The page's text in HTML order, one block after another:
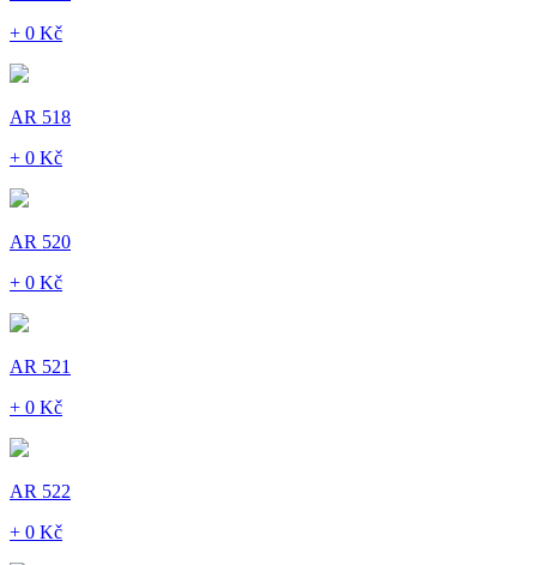
+ 0 Kč
AR 518
+ 0 Kč
AR 520
+ 0 Kč
AR 521
+ 0 Kč
AR 522
+ 0 Kč